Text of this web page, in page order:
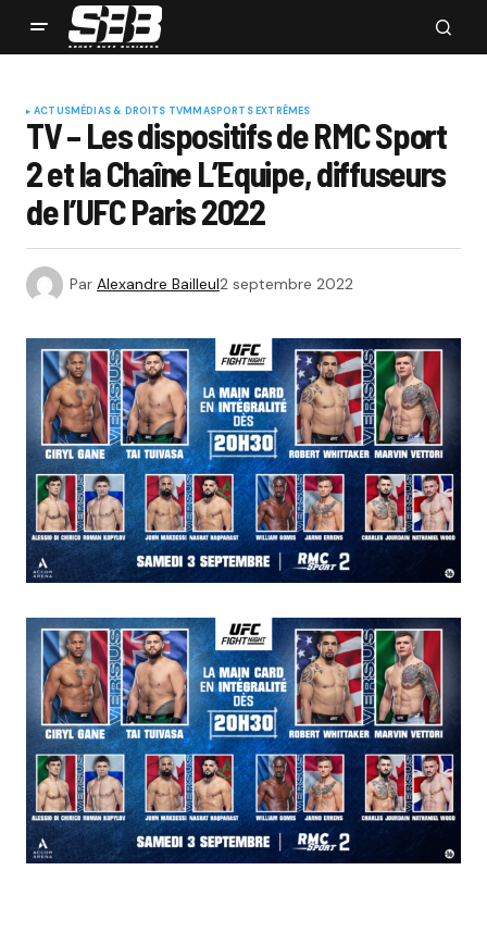
ACTUSMÉDIAS & DROITS TVMMASPORTS EXTRÊMES
TV – Les dispositifs de RMC Sport
2 et la Chaîne L’Equipe, diffuseurs
de l’UFC Paris 2022
Par Alexandre Bailleul2 septembre 2022